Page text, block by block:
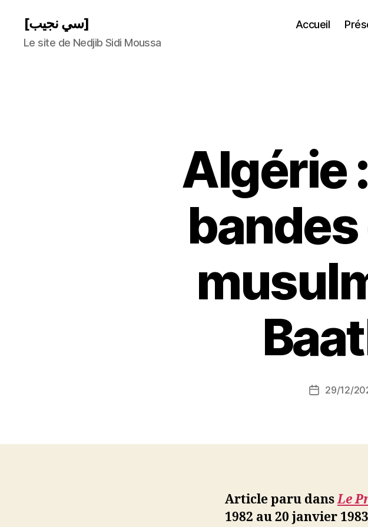
[سي نجيب]
Le site de Nedjib Sidi Moussa
Accueil
Algérie
Date29/12/
Article paru dansLe
1982 au 20 janvier